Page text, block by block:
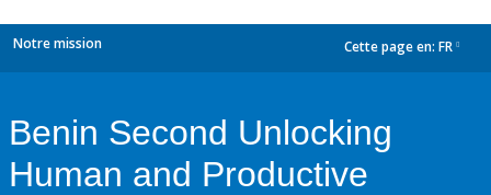
Notre mission Cette page en: FR
Benin Second Unlocking
Human and Productive